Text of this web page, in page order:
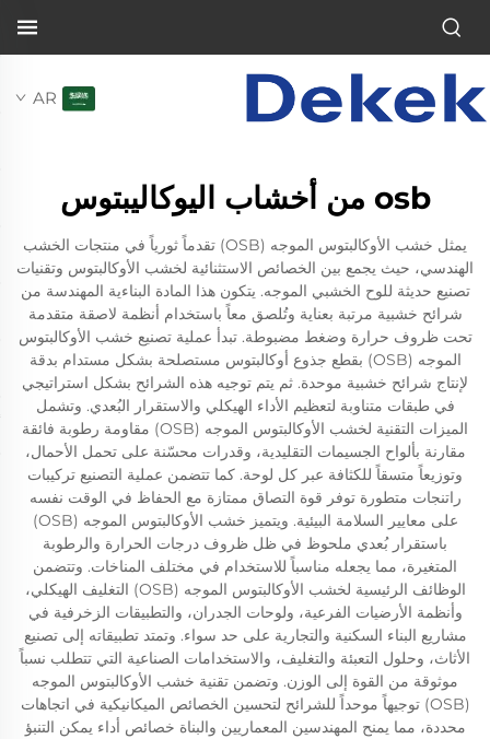
AR
osb من أخشاب اليوكاليبتوس
يمثل خشب الأوكالبتوس الموجه (OSB) تقدماً ثورياً في منتجات الخشب
الهندسي، حيث يجمع بين الخصائص الاستثنائية لخشب الأوكالبتوس وتقنيات
تصنيع حديثة للوح الخشبي الموجه. يتكون هذا المادة البناءية المهندسة من
شرائح خشبية مرتبة بعناية وتُلصق معاً باستخدام أنظمة لاصقة متقدمة
تحت ظروف حرارة وضغط مضبوطة. تبدأ عملية تصنيع خشب الأوكالبتوس
الموجه (OSB) بقطع جذوع أوكالبتوس مستصلحة بشكل مستدام بدقة
لإنتاج شرائح خشبية موحدة. ثم يتم توجيه هذه الشرائح بشكل استراتيجي
في طبقات متناوبة لتعظيم الأداء الهيكلي والاستقرار البُعدي. وتشمل
الميزات التقنية لخشب الأوكالبتوس الموجه (OSB) مقاومة رطوبة فائقة
مقارنة بألواح الجسيمات التقليدية، وقدرات محسّنة على تحمل الأحمال،
وتوزيعاً متسقاً للكثافة عبر كل لوحة. كما تتضمن عملية التصنيع تركيبات
راتنجات متطورة توفر قوة التصاق ممتازة مع الحفاظ في الوقت نفسه
على معايير السلامة البيئية. ويتميز خشب الأوكالبتوس الموجه (OSB)
باستقرار بُعدي ملحوظ في ظل ظروف درجات الحرارة والرطوبة
المتغيرة، مما يجعله مناسباً للاستخدام في مختلف المناخات. وتتضمن
الوظائف الرئيسية لخشب الأوكالبتوس الموجه (OSB) التغليف الهيكلي،
وأنظمة الأرضيات الفرعية، ولوحات الجدران، والتطبيقات الزخرفية في
مشاريع البناء السكنية والتجارية على حد سواء. وتمتد تطبيقاته إلى تصنيع
الأثاث، وحلول التعبئة والتغليف، والاستخدامات الصناعية التي تتطلب نسباً
موثوقة من القوة إلى الوزن. وتضمن تقنية خشب الأوكالبتوس الموجه
(OSB) توجيهاً موحداً للشرائح لتحسين الخصائص الميكانيكية في اتجاهات
محددة، مما يمنح المهندسين المعماريين والبناة خصائص أداء يمكن التنبؤ